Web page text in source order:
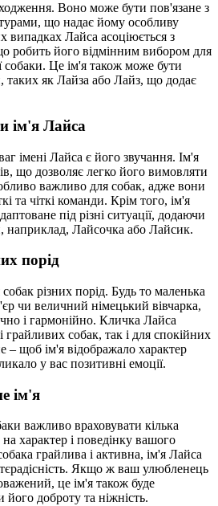
Воно може бути пов'язане з
що надає йому особливу
випадках Лайса асоціюється з
робить його відмінним вибором для
собаки. Це ім'я також може бути
таких як Лайза або Лайз, що додає
ім'я Лайса
імені Лайса є його звучання. Ім'я
що дозволяє легко його вимовляти
важливо для собак, адже вони
та чіткі команди. Крім того, ім'я
під різні ситуації, додаючи
наприклад, Лайсочка або Лайсик.
порід
різних порід. Будь то маленька
чи величний німецький вівчарка,
і гармонійно. Кличка Лайса
грайливих собак, так і для спокійних
– щоб ім'я відображало характер
у вас позитивні емоції.
ім'я
важливо враховувати кілька
характер і поведінку вашого
грайлива і активна, ім'я Лайса
Якщо ж ваш улюбленець
це ім'я також буде
доброту та ніжність.